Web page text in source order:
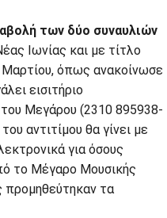
των δύο συναυλιών
Ιωνίας και με τίτλο
Μαρτίου, όπως ανακοίνωσε
εισιτήριο
του Μεγάρου (2310 895938-
αντιτίμου θα γίνει με
για όσους
το Μέγαρο Μουσικής
προμηθεύτηκαν τα